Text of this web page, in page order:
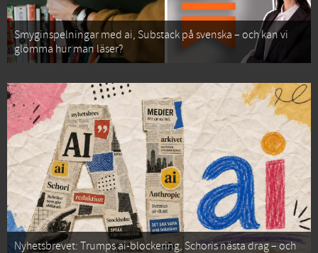
Smyginspelningar med ai, Substack på svenska – och kan vi
glömma hur man läser?
Nyhetsbrevet: Trumps ai-blockering, Schoris nästa drag – och